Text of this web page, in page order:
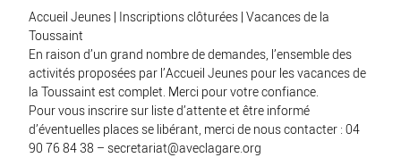
Accueil Jeunes | Inscriptions clôturées | Vacances de la
Toussaint
En raison d’un grand nombre de demandes, l’ensemble des
activités proposées par l’Accueil Jeunes pour les vacances de
la Toussaint est complet. Merci pour votre confiance.
Pour vous inscrire sur liste d’attente et être informé
d’éventuelles places se libérant, merci de nous contacter : 04
90 76 84 38 – secretariat@aveclagare.org